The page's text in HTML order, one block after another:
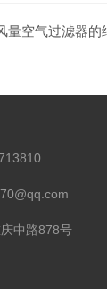
量空气过滤器的
中路878号